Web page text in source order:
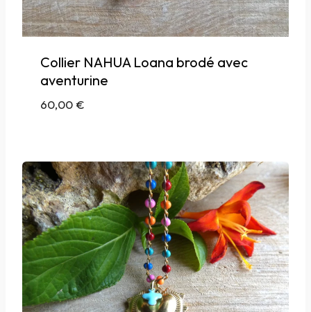
Collier NAHUA Loana brodé avec
aventurine
60,00€